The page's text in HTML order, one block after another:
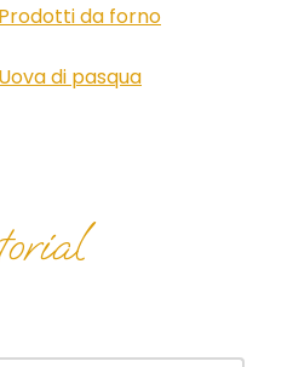
Prodotti da forno
Uova di pasqua